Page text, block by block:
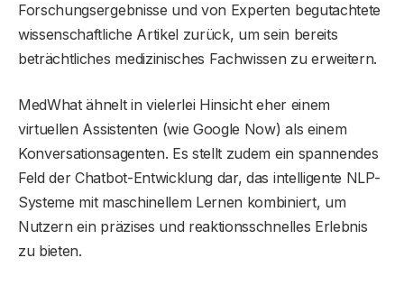
Forschungsergebnisse und von Experten begutachtete
wissenschaftliche Artikel zurück, um sein bereits
beträchtliches medizinisches Fachwissen zu erweitern.
MedWhat ähnelt in vielerlei Hinsicht eher einem
virtuellen Assistenten (wie Google Now) als einem
Konversationsagenten. Es stellt zudem ein spannendes
Feld der Chatbot-Entwicklung dar, das intelligente NLP-
Systeme mit maschinellem Lernen kombiniert, um
Nutzern ein präzises und reaktionsschnelles Erlebnis
zu bieten.